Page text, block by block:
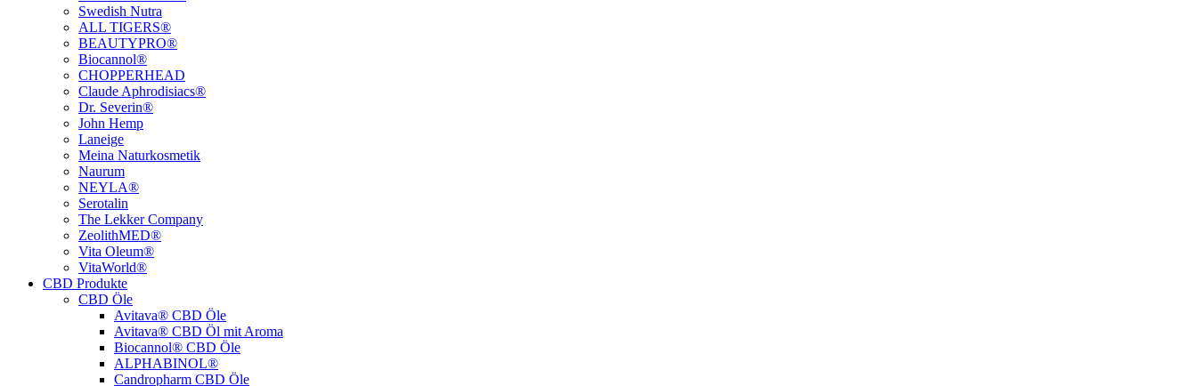
Swedish Nutra
ALL TIGERS®
BEAUTYPRO®
Biocannol®
CHOPPERHEAD
Claude Aphrodisiacs®
Dr. Severin®
John Hemp
Laneige
Meina Naturkosmetik
Naurum
NEYLA®
Serotalin
The Lekker Company
ZeolithMED®
Vita Oleum®
VitaWorld®
CBD Produkte
CBD Öle
Avitava® CBD Öle
Avitava® CBD Öl mit Aroma
Biocannol® CBD Öle
ALPHABINOL®
Candropharm CBD Öle